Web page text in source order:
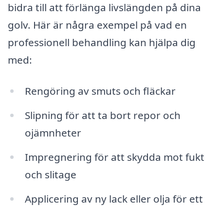
bidra till att förlänga livslängden på dina
golv. Här är några exempel på vad en
professionell behandling kan hjälpa dig
med:
Rengöring av smuts och fläckar
Slipning för att ta bort repor och
ojämnheter
Impregnering för att skydda mot fukt
och slitage
Applicering av ny lack eller olja för ett